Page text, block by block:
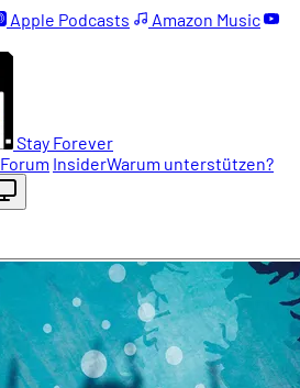
Apple Podcasts
Amazon Music
Stay Forever
Forum InsiderWarum unterstützen?